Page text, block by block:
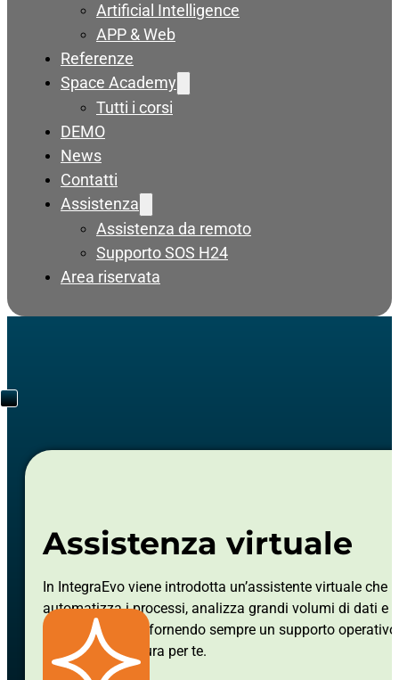
Artificial Intelligence
APP & Web
Referenze
Space Academy
Tutti i corsi
DEMO
News
Contatti
Assistenza
Assistenza da remoto
Supporto SOS H24
Area riservata
Assistenza virtuale
In IntegraEvo viene introdotta un’assistente virtuale che
automatizza i processi, analizza grandi volumi di dati e
dalle interazioni, fornendo sempre un supporto
preciso e su misura per te.